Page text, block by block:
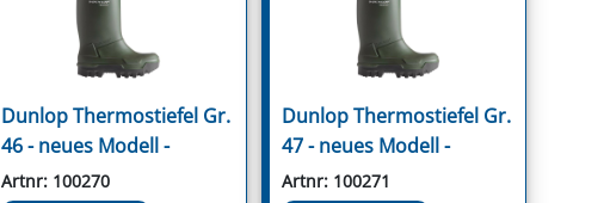
Dunlop Thermostiefel Gr.
46 - neues Modell -
Artnr: 100270
Dunlop Thermostiefel Gr.
47 - neues Modell -
Artnr: 100271